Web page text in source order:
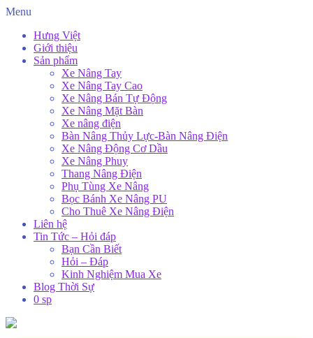
Menu
Hưng Việt
Giới thiệu
Sản phẩm
Xe Nâng Tay
Xe Nâng Tay Cao
Xe Nâng Bán Tự Động
Xe Nâng Mặt Bàn
Xe nâng điện
Bàn Nâng Thủy Lực-Bàn Nâng Điện
Xe Nâng Động Cơ Dầu
Xe Nâng Phuy
Thang Nâng Điện
Phụ Tùng Xe Nâng
Bọc Bánh Xe Nâng PU
Cho Thuê Xe Nâng Điện
Liên hệ
Tin Tức – Hỏi đáp
Bạn Cần Biết
Hỏi – Đáp
Kinh Nghiệm Mua Xe
Blog Thời Sự
0 sp